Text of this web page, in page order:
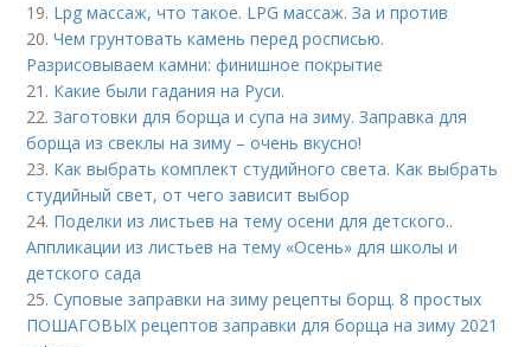
19. Lpg массаж, что такое. LPG массаж. За и против
20.Чем грунтовать камень перед росписью.
Разрисовываем камни: финишное покрытие
21. Какие были гадания на Руси.
22.Заготовки для борща и супа на зиму. Заправка для
борща из свеклы на зиму – очень вкусно!
23. Как выбрать комплект студийного света. Как выбрать
студийный свет, от чего зависит выбор
24. Поделки из листьев на тему осени для детского..
Аппликации из листьев на тему «Осень» для школы и
детского сада
25.Суповые заправки на зиму рецепты борщ. 8 простых
ПОШАГОВЫХ рецептов заправки для борща на зиму 2021